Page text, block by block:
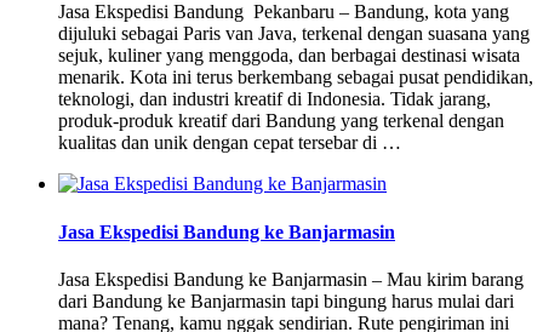
Jasa Ekspedisi Bandung Pekanbaru – Bandung, kota yang
dijuluki sebagai Paris van Java, terkenal dengan suasana yang
sejuk, kuliner yang menggoda, dan berbagai destinasi wisata
menarik. Kota ini terus berkembang sebagai pusat pendidikan,
teknologi, dan industri kreatif di Indonesia. Tidak jarang,
produk-produk kreatif dari Bandung yang terkenal dengan
kualitas dan unik dengan cepat tersebar di …
Jasa Ekspedisi Bandung ke Banjarmasin
Jasa Ekspedisi Bandung ke Banjarmasin – Mau kirim barang
dari Bandung ke Banjarmasin tapi bingung harus mulai dari
mana? Tenang, kamu nggak sendirian. Rute pengiriman ini